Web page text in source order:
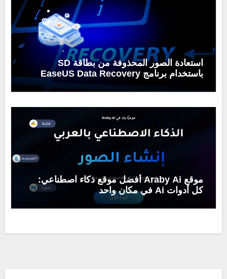
استعادة الصور المحذوفة من بطاقة SD
باستخدام برنامج EaseUS Data Recovery
موقع Araby Ai أفضل موقع ذكاء اصطناعي:
كل أدوات Ai في مكان واحد